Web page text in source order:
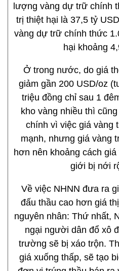
lượng vàng dự trữ chính
trị thiệt hại là 37,5 tỷ
vàng dự trữ chính thức
hại khoảng
Ở trong nước, do giá
giảm gần 200 USD/oz
triệu đồng chỉ sau 1
kho vàng nhiều thì
chính vì việc giá vàng
mạnh, nhưng giá vàng
hơn nên khoảng cách
giới bị nới
Về việc NHNN đưa ra
đấu thầu cao hơn giá
nguyên nhân: Thứ nhất,
ngại người dân đổ xô
trường sẽ bị xáo trộn.
giá xuống thấp, sẽ tạo